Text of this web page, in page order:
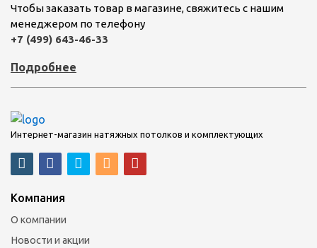
Чтобы заказать товар в магазине, свяжитесь с нашим
менеджером по телефону
+7 (499) 643-46-33
Подробнее
Интернет-магазин натяжных потолков и комплектующих
Компания
О компании
Новости и акции